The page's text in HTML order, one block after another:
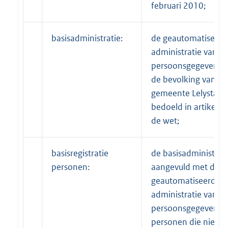
februari 2010;
basisadministratie:
de
administratie van
persoonsgegevens
de bevolking van de
gemeente Lelystad
bedoeld in artikel 2
de wet;
basisregistratie
personen:
de
aangevuld met de
geautomatiseerde
administratie van
persoonsgegevens
personen die niet